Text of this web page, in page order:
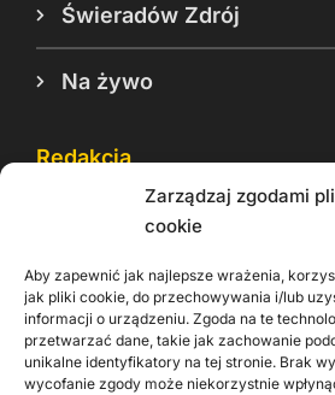
Zarządzaj zgodami
cookie
Aby zapewnić jak najlepsze wrażenia,
jak pliki cookie, do przechowywania i/lub
informacji o urządzeniu. Zgoda na te
przetwarzać dane, takie jak zachowanie
unikalne identyfikatory na tej stronie. Brak
wycofanie zgody może niekorzystnie
Świeradów Zdrój
Na żywo
Redakcja
Reklama
Rodo
Kontakt